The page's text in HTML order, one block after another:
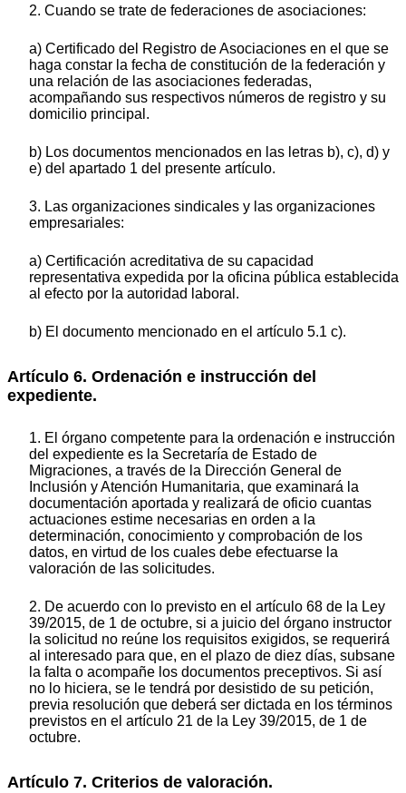
2. Cuando se trate de federaciones de asociaciones:
a) Certificado del Registro de Asociaciones en el que se
haga constar la fecha de constitución de la federación y
una relación de las asociaciones federadas,
acompañando sus respectivos números de registro y su
domicilio principal.
b) Los documentos mencionados en las letras b), c), d) y
e) del apartado 1 del presente artículo.
3. Las organizaciones sindicales y las organizaciones
empresariales:
a) Certificación acreditativa de su capacidad
representativa expedida por la oficina pública establecida
al efecto por la autoridad laboral.
b) El documento mencionado en el artículo 5.1 c).
Artículo 6. Ordenación e instrucción del
expediente.
1. El órgano competente para la ordenación e instrucción
del expediente es la Secretaría de Estado de
Migraciones, a través de la Dirección General de
Inclusión y Atención Humanitaria, que examinará la
documentación aportada y realizará de oficio cuantas
actuaciones estime necesarias en orden a la
determinación, conocimiento y comprobación de los
datos, en virtud de los cuales debe efectuarse la
valoración de las solicitudes.
2. De acuerdo con lo previsto en el artículo 68 de la Ley
39/2015, de 1 de octubre, si a juicio del órgano instructor
la solicitud no reúne los requisitos exigidos, se requerirá
al interesado para que, en el plazo de diez días, subsane
la falta o acompañe los documentos preceptivos. Si así
no lo hiciera, se le tendrá por desistido de su petición,
previa resolución que deberá ser dictada en los términos
previstos en el artículo 21 de la Ley 39/2015, de 1 de
octubre.
Artículo 7. Criterios de valoración.